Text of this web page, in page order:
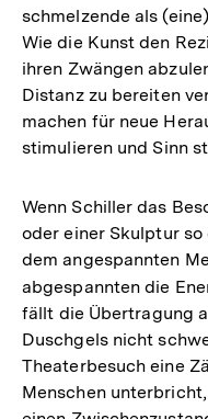
schmelzende als
Wie die Kunst den
ihren Zwängen
Distanz zu bereiten
machen für neue
stimulieren und Sinn
Wenn Schiller das
oder einer Skulptur
dem angespannten
abgespannten die
fällt die Übertragung
Duschgels nicht
Theaterbesuch eine
Menschen